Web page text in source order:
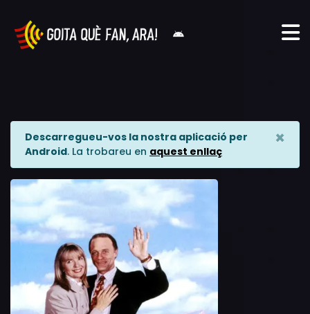
Descarregueu-vos la nostra aplicació per
Android. La trobareu en aquest enllaç
×